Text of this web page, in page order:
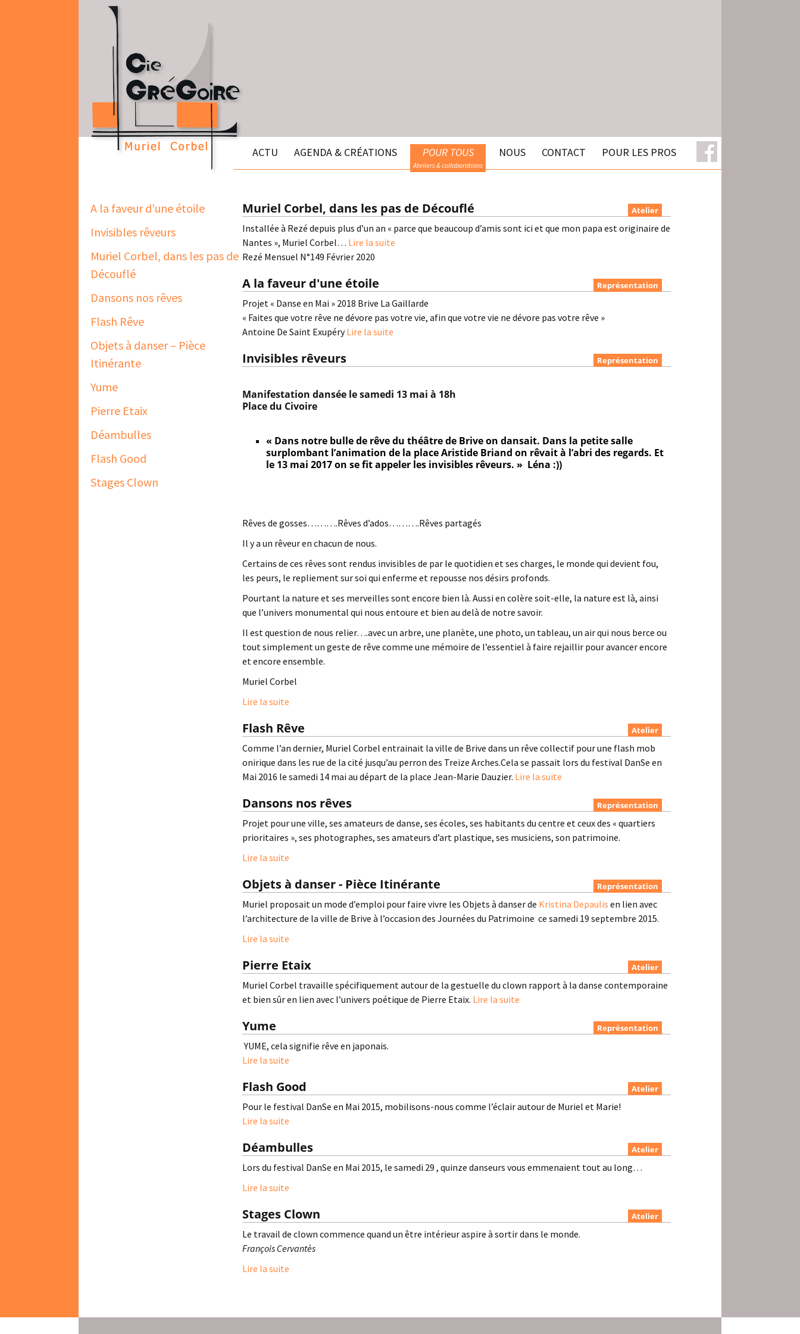
Aller au contenu
ACTU AGENDA & CRÉATIONS POUR TOUS
Ateliers & collaborations
NOUS CONTACT POUR LES PROS
A la faveur d’une étoile
Invisibles rêveurs
Muriel Corbel, dans les pas de
Découflé
Dansons nos rêves
Flash Rêve
Objets à danser – Pièce
Itinérante
Yume
Pierre Etaix
Déambulles
Flash Good
Stages Clown
Muriel Corbel, dans les pas de Découflé Atelier
Installée à Rezé depuis plus d’un an « parce que beaucoup d’amis sont ici et que mon papa est originaire de
Nantes », Muriel Corbel… Lire la suite
Rezé Mensuel N°149 Février 2020
A la faveur d'une étoile Représentation
Projet « Danse en Mai » 2018 Brive La Gaillarde
« Faites que votre rêve ne dévore pas votre vie, afin que votre vie ne dévore pas votre rêve »
Antoine De Saint ExupéryLire la suite
Invisibles rêveurs Représentation
Manifestation dansée le samedi 13 mai à 18h
Place du Civoire
« Dans notre bulle de rêve du théâtre de Brive on dansait. Dans la petite salle
surplombant l’animation de la place Aristide Briand on rêvait à l’abri des regards. Et
le 13 mai 2017 on se fit appeler les invisibles rêveurs. » Léna :))
Rêves de gosses……….Rêves d’ados……….Rêves partagés
Il y a un rêveur en chacun de nous.
Certains de ces rêves sont rendus invisibles de par le quotidien et ses charges, le monde qui devient fou,
les peurs, le repliement sur soi qui enferme et repousse nos désirs profonds.
Pourtant la nature et ses merveilles sont encore bien là. Aussi en colère soit-elle, la nature est là, ainsi
que l’univers monumental qui nous entoure et bien au delà de notre savoir.
Il est question de nous relier….avec un arbre, une planète, une photo, un tableau, un air qui nous berce ou
tout simplement un geste de rêve comme une mémoire de l’essentiel à faire rejaillir pour avancer encore
et encore ensemble.
Muriel Corbel
Lire la suite
Flash Rêve Atelier
Comme l’an dernier, Muriel Corbel entrainait la ville de Brive dans un rêve collectif pour une flash mob
onirique dans les rue de la cité jusqu’au perron des Treize Arches.Cela se passait lors du festival DanSe en
Mai 2016 le samedi 14 mai au départ de la place Jean-Marie Dauzier. Lire la suite
Dansons nos rêves Représentation
Projet pour une ville, ses amateurs de danse, ses écoles, ses habitants du centre et ceux des « quartiers
prioritaires », ses photographes, ses amateurs d’art plastique, ses musiciens, son patrimoine.
Lire la suite
Objets à danser - Pièce Itinérante Représentation
Muriel proposait un mode d’emploi pour faire vivre les Objets à danser de Kristina Depaulis en lien avec
l’architecture de la ville de Brive à l’occasion des Journées du Patrimoine ce samedi 19 septembre 2015.
Lire la suite
Pierre Etaix Atelier
Muriel Corbel travaille spécifiquement autour de la gestuelle du clown rapport à la danse contemporaine
et bien sûr en lien avec l’univers poétique de Pierre Etaix. Lire la suite
Yume Représentation
YUME, cela signifie rêve en japonais.
Lire la suite
Flash Good Atelier
Pour le festival DanSe en Mai 2015, mobilisons-nous comme l’éclair autour de Muriel et Marie!
Lire la suite
Déambulles Atelier
Lors du festival DanSe en Mai 2015, le samedi 29 , quinze danseurs vous emmenaient tout au long…
Lire la suite
Stages Clown Atelier
Le travail de clown commence quand un être intérieur aspire à sortir dans le monde.
François Cervantès
Lire la suite